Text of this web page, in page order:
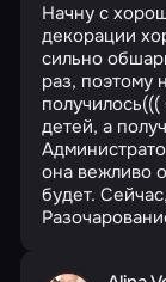
Начну с
декорации
сильно
раз, поэтому
детей, а
она вежливо
будет.